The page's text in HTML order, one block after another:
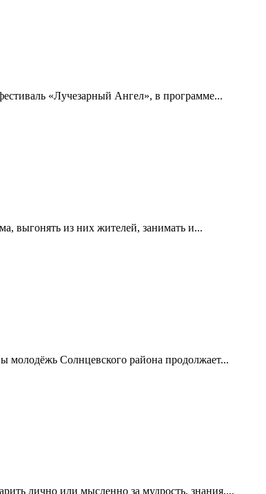
«Лучезарный Ангел», в программе...
выгонять из них жителей, занимать и...
молодёжь Солнцевского района продолжает...
лично или мысленно за мудрость, знания,...